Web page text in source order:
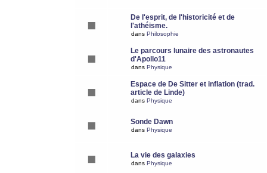
De l'esprit, de l'historicité et de
l'athéisme.
dans Philosophie
Le parcours lunaire des astronautes
d'Apollo11
dans Physique
Espace de De Sitter et inflation (trad.
article de Linde)
dans Physique
Sonde Dawn
dans Physique
La vie des galaxies
dans Physique